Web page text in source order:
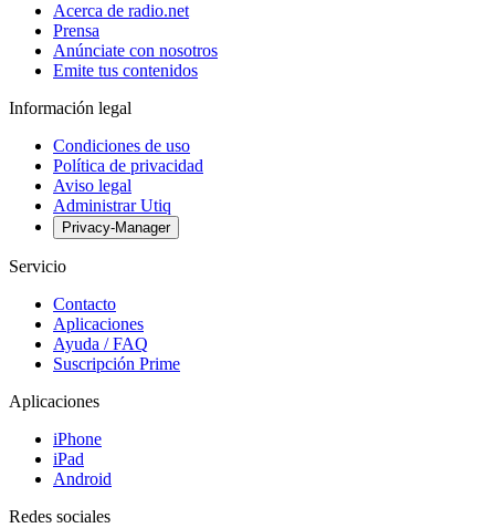
Acerca de radio.net
Prensa
Anúnciate con nosotros
Emite tus contenidos
Información legal
Condiciones de uso
Política de privacidad
Aviso legal
Administrar Utiq
Privacy-Manager
Servicio
Contacto
Aplicaciones
Ayuda / FAQ
Suscripción Prime
Aplicaciones
iPhone
iPad
Android
Redes sociales